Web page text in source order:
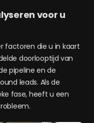
voor u
factoren die u in kaart
doorlooptijd van
pipeline en de
leads. Als de
fase, heeft u een